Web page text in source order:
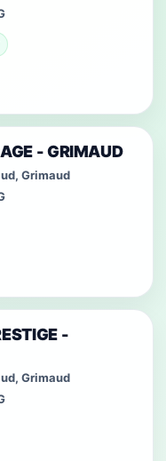
- GRIMAUD
Grimaud
-
Grimaud